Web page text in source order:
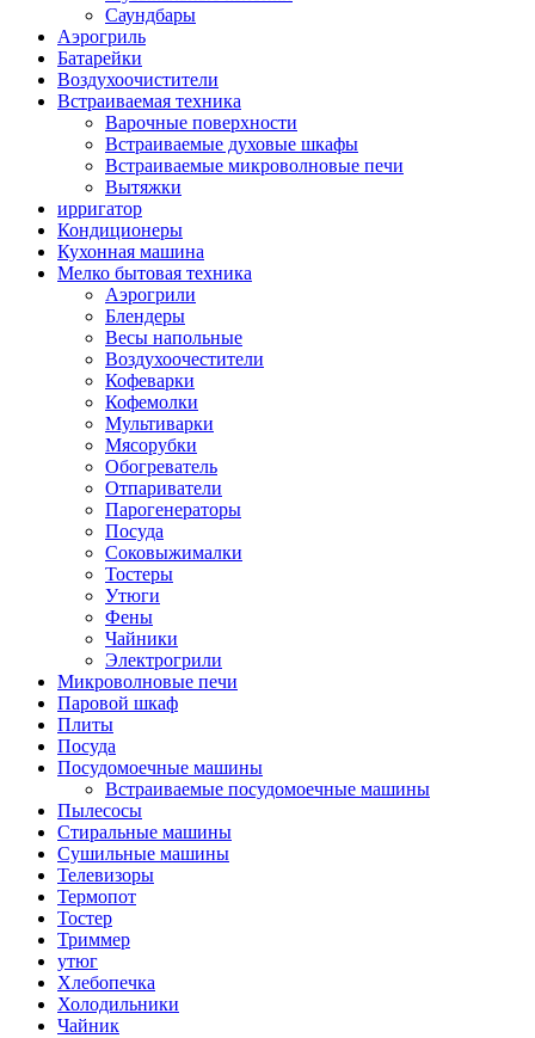
Саундбары
Аэрогриль
Батарейки
Воздухоочистители
Встраиваемая техника
Варочные поверхности
Встраиваемые духовые шкафы
Встраиваемые микроволновые печи
Вытяжки
ирригатор
Кондиционеры
Кухонная машина
Мелко бытовая техника
Аэрогрили
Блендеры
Весы напольные
Воздухоочестители
Кофеварки
Кофемолки
Мультиварки
Мясорубки
Обогреватель
Отпариватели
Парогенераторы
Посуда
Соковыжималки
Тостеры
Утюги
Фены
Чайники
Электрогрили
Микроволновые печи
Паровой шкаф
Плиты
Посуда
Посудомоечные машины
Встраиваемые посудомоечные машины
Пылесосы
Стиральные машины
Сушильные машины
Телевизоры
Термопот
Тостер
Триммер
утюг
Хлебопечка
Холодильники
Чайник